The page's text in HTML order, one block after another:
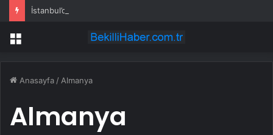
Menü
Anasayfa /Almanya
Almanya